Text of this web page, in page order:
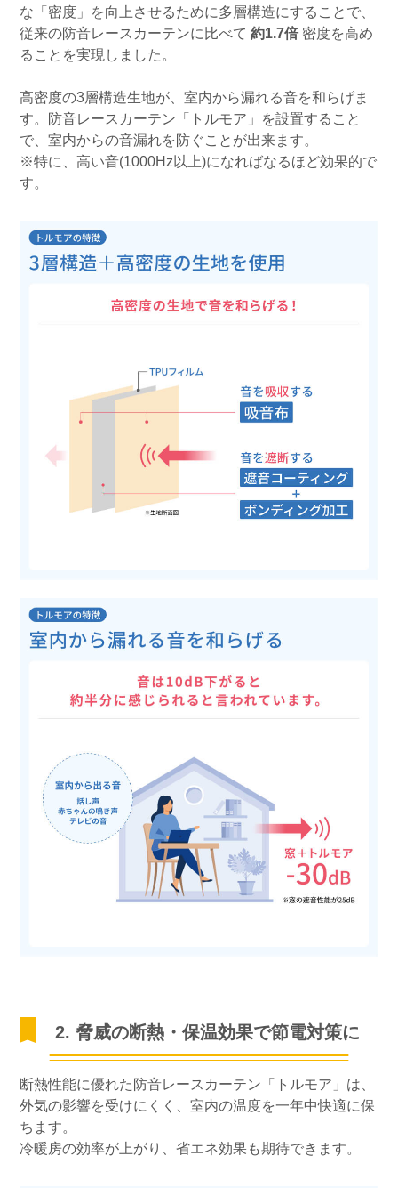
な「密度」を向上させるために多層構造にすることで、
従来の防音レースカーテンに比べて 約1.7倍 密度を高め
ることを実現しました。
高密度の3層構造生地が、室内から漏れる音を和らげま
す。防音レースカーテン「トルモア」を設置すること
で、室内からの音漏れを防ぐことが出来ます。
※特に、高い音(1000Hz以上)になればなるほど効果的で
す。
2. 脅威の断熱・保温効果で節電対策に
断熱性能に優れた防音レースカーテン「トルモア」は、
外気の影響を受けにくく、室内の温度を一年中快適に保
ちます。
冷暖房の効率が上がり、省エネ効果も期待できます。